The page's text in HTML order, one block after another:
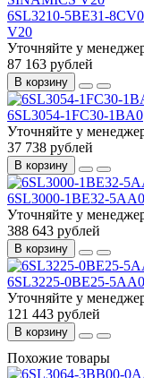
6SL3210-5BE31-
V20
Уточняйте у
87 163 рублей
В корзину
6SL3054-1FC30-1BA0
Уточняйте у
37 738 рублей
В корзину
6SL3000-1BE32-
Уточняйте у
388 643 рублей
В корзину
6SL3225-0BE25-5AA0
Уточняйте у
121 443 рублей
В корзину
Похожие товары